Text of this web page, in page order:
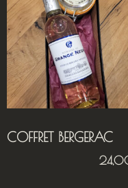
COFFRET BERGERAC